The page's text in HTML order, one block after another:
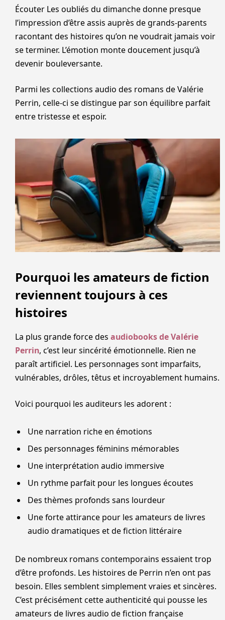
Écouter Les oubliés du dimanche donne presque
l’impression d’être assis auprès de grands-parents
racontant des histoires qu’on ne voudrait jamais voir
se terminer. L’émotion monte doucement jusqu’à
devenir bouleversante.
Parmi les collections audio des romans de Valérie
Perrin, celle-ci se distingue par son équilibre parfait
entre tristesse et espoir.
Pourquoi les amateurs de fiction
reviennent toujours à ces
histoires
La plus grande force des audiobooks de Valérie
Perrin, c’est leur sincérité émotionnelle. Rien ne
paraît artificiel. Les personnages sont imparfaits,
vulnérables, drôles, têtus et incroyablement humains.
Voici pourquoi les auditeurs les adorent :
Une narration riche en émotions
Des personnages féminins mémorables
Une interprétation audio immersive
Un rythme parfait pour les longues écoutes
Des thèmes profonds sans lourdeur
Une forte attirance pour les amateurs de livres
audio dramatiques et de fiction littéraire
De nombreux romans contemporains essaient trop
d’être profonds. Les histoires de Perrin n’en ont pas
besoin. Elles semblent simplement vraies et sincères.
C’est précisément cette authenticité qui pousse les
amateurs de livres audio de fiction française